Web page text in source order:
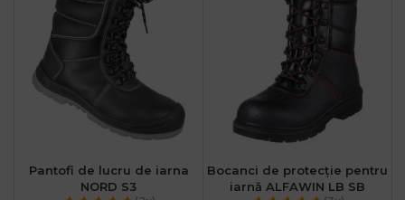
Pantofi de lucru de iarna
NORD S3
Bocanci de protecție pentru
iarnă ALFAWIN LB SB